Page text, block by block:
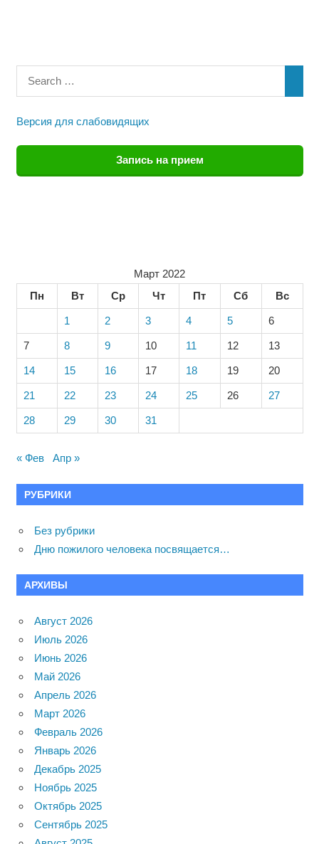
Версия для слабовидящих
Запись на прием
Март 2022
Пн
Вт Ср Чт Пт Сб Вс
1 2 3 4 5 6
7 8 9 10 11 12 13
14 15 16 17 18 19 20
21 22 23 24 25 26 27
28 29 30 31
« Фев Апр »
РУБРИКИ
Без рубрики
Дню пожилого человека посвящается…
АРХИВЫ
Август 2026
Июль 2026
Июнь 2026
Май 2026
Апрель 2026
Март 2026
Февраль 2026
Январь 2026
Декабрь 2025
Ноябрь 2025
Октябрь 2025
Сентябрь 2025